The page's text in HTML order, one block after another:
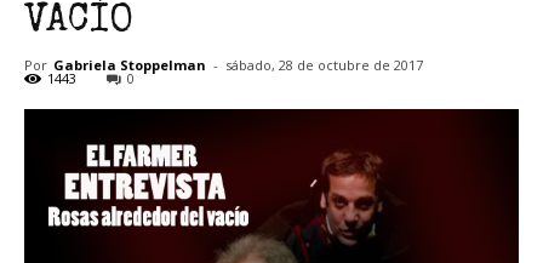
VACÍO
Por Gabriela Stoppelman - sábado, 28 de octubre de 2017
1443 0